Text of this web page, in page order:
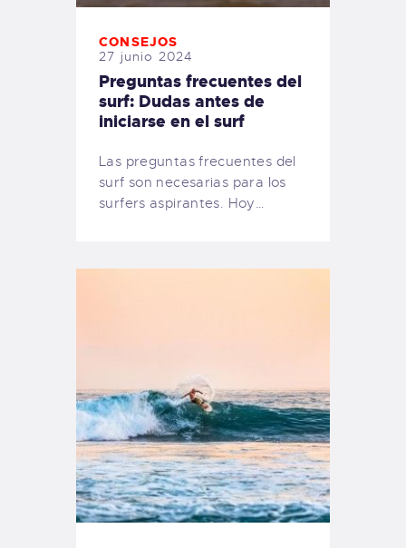
CONSEJOS
27 junio 2024
Preguntas frecuentes del
surf: Dudas antes de
iniciarse en el surf
Las preguntas frecuentes del
surf son necesarias para los
surfers aspirantes. Hoy…